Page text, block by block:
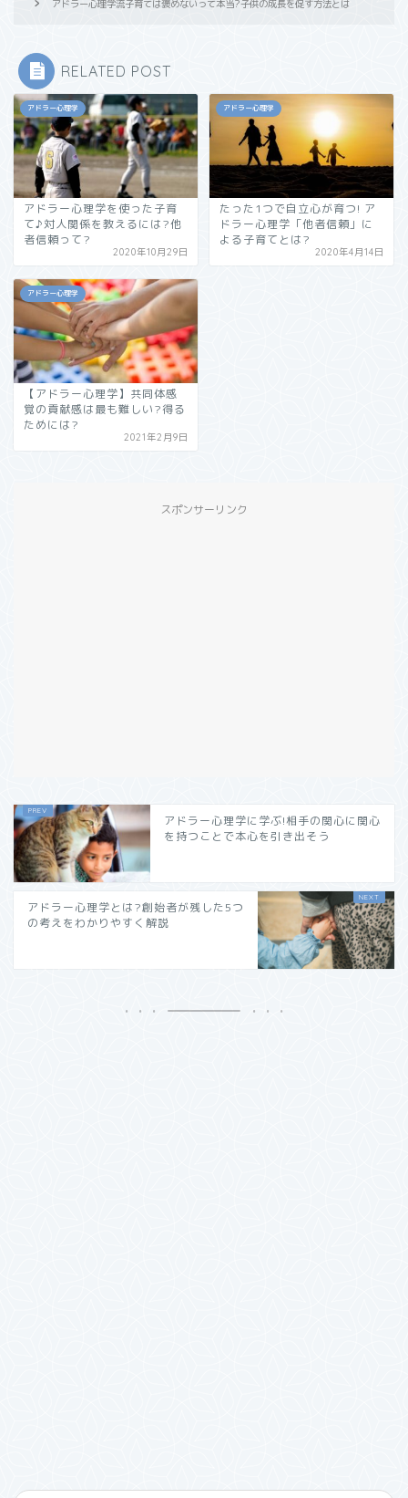
アドラー心理学流子育ては褒めないって本当?子供の成長を促す方法とは
RELATED POST
アドラー心理学
アドラー心理学を使った子育
て♪対人関係を教えるには?他
者信頼って?
2020年10月29日
アドラー心理学
たった1つで自立心が育つ! ア
ドラー心理学「他者信頼」に
よる子育てとは?
2020年4月14日
アドラー心理学
【アドラー心理学】共同体感
覚の貢献感は最も難しい?得る
ためには?
2021年2月9日
スポンサーリンク
アドラー心理学に学ぶ!相手の関心に関心
を持つことで本心を引き出そう
アドラー心理学とは?創始者が残した5つ
の考えをわかりやすく解説